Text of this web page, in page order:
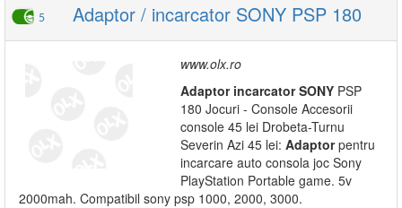
5 Adaptor / incarcator SONY PSP 180
www.olx.ro
Adaptor incarcator SONY PSP
180 Jocuri - Console Accesorii
console 45 lei Drobeta-Turnu
Severin Azi 45 lei: Adaptorpentru
incarcare auto consola joc Sony
PlayStation Portable game. 5v
2000mah. Compatibil sony psp 1000, 2000, 3000.